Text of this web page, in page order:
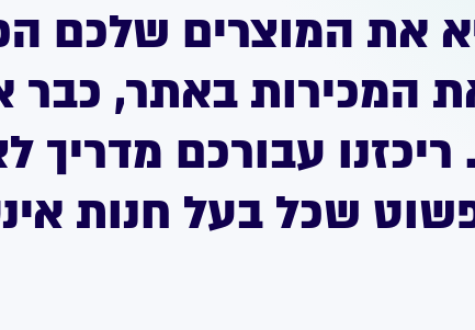
את המוצרים שלכם
המכירות באתר, כבר
עבורכם מדריך
שכל בעל חנות